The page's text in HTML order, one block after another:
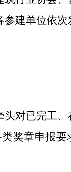
参建单位依次
头对已完工、
奖章申报要